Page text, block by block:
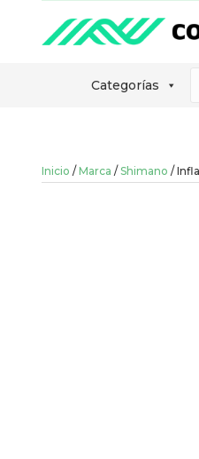
Categorías
Inicio / Marca / Shimano /